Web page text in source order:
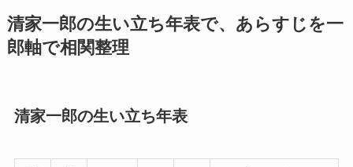
清家一郎の生い立ち年表で、あらすじを一
郎軸で相関整理
清家一郎の生い立ち年表